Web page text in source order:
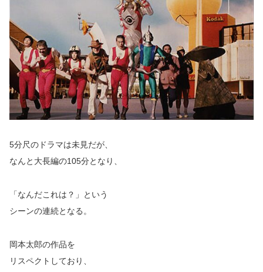
5分尺のドラマは未見だが、
なんと大長編の105分となり、
「なんだこれは？」という
シーンの連続となる。
岡本太郎の作品を
リスペクトしており、